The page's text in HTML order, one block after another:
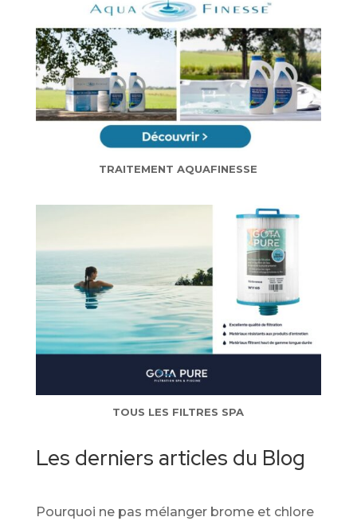
TRAITEMENT AQUAFINESSE
TOUS LES FILTRES SPA
Les derniers articles du Blog
Pourquoi ne pas mélanger brome et chlore